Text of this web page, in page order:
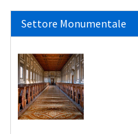
Settore Monumentale